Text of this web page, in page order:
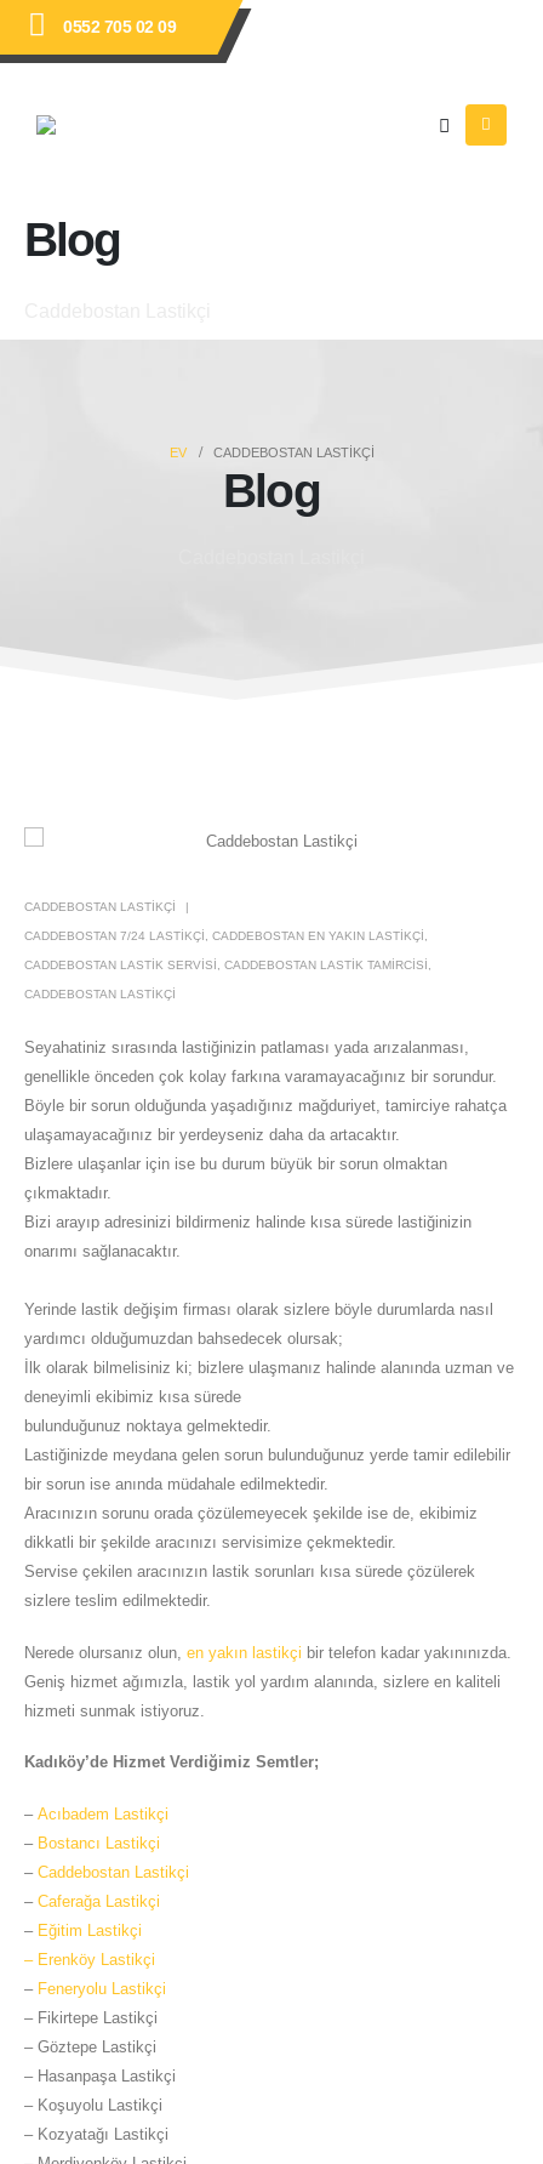
0552 705 02 09
Blog
EV CADDEBOSTAN LASTIKÇI
Blog
CADDEBOSTAN LASTIKÇI
CADDEBOSTAN 7/24 LASTIKÇI CADDEBOSTAN EN YAKIN LASTIKÇI
CADDEBOSTAN LASTIK SERVISI CADDEBOSTAN LASTIK TAMIRCISI
CADDEBOSTAN LASTIKÇI
Seyahatiniz sırasında lastiğinizin patlaması yada arızalanması,
genellikle önceden çok kolay farkına varamayacağınız bir sorundur.
Böyle bir sorun olduğunda yaşadığınız mağduriyet, tamirciye rahatça
ulaşamayacağınız bir yerdeyseniz daha da artacaktır.
Bizlere ulaşanlar için ise bu durum büyük bir sorun olmaktan
çıkmaktadır.
Bizi arayıp adresinizi bildirmeniz halinde kısa sürede lastiğinizin
onarımı sağlanacaktır.
Yerinde lastik değişim firması olarak sizlere böyle durumlarda nasıl
yardımcı olduğumuzdan bahsedecek olursak;
İlk olarak bilmelisiniz ki; bizlere ulaşmanız halinde alanında uzman ve
deneyimli ekibimiz kısa sürede
bulunduğunuz noktaya gelmektedir.
Lastiğinizde meydana gelen sorun bulunduğunuz yerde tamir edilebilir
bir sorun ise anında müdahale edilmektedir.
Aracınızın sorunu orada çözülemeyecek şekilde ise de, ekibimiz
dikkatli bir şekilde aracınızı servisimize çekmektedir.
Servise çekilen aracınızın lastik sorunları kısa sürede çözülerek
sizlere teslim edilmektedir.
Nerede olursanız olun, en yakın lastikçi bir telefon kadar yakınınızda.
Geniş hizmet ağımızla, lastik yol yardım alanında, sizlere en kaliteli
hizmeti sunmak istiyoruz.
Kadıköy’de Hizmet Verdiğimiz Semtler;
– Acıbadem Lastikçi
– Bostancı Lastikçi
– Caddebostan Lastikçi
– Caferağa Lastikçi
– Eğitim Lastikçi
– Erenköy Lastikçi
– Feneryolu Lastikçi
– Fikirtepe Lastikçi
– Göztepe Lastikçi
– Hasanpaşa Lastikçi
– Koşuyolu Lastikçi
– Kozyatağı Lastikçi